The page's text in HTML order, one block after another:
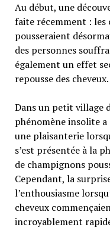
Au début, une
faite récemment : les
pousseraient
des personnes
également un effet
repousse des cheveux.
Dans un petit village
phénomène insolite a
une plaisanterie
s’est présentée à la
de champignons
Cependant, la
l’enthousiasme
cheveux
incroyablement